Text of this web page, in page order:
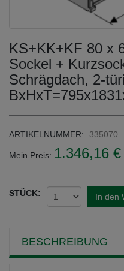
KS+KK+KF 80 x
Sockel +
Schrägdach, 2-
ARTIKELNUMMER: 335070
Mein Preis: 1.346,16 €
STÜCK: In den
BESCHREIBUNG